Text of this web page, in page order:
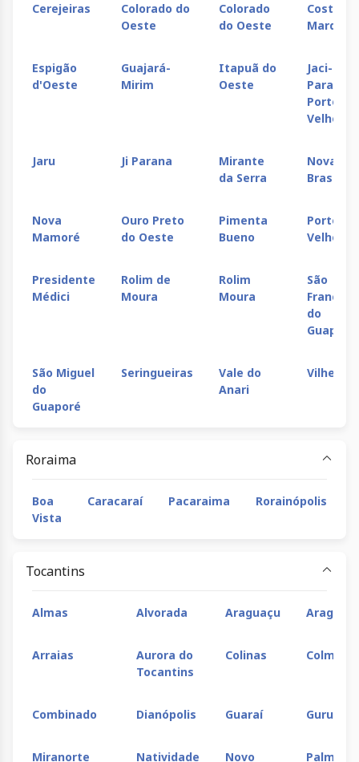
Cerejeiras
Colorado do
Oeste
Colorado
do Oeste
Costa
Marques
Espigão
d'Oeste
Guajará-
Mirim
Itapuã do
Oeste
Jaci-
Paraná -
Porto
Velho
Jaru Ji Parana
Mirante
da Serra
Nova
Nova
Mamoré
Ouro Preto
do Oeste
Pimenta
Bueno
Porto
Velho
Presidente
Médici
Rolim de
Moura
Rolim
Moura
São
do
Guaporé
São Miguel
do
Guaporé
Seringueiras
Vale do
Anari
Vilhena
Roraima
Boa
Vista
Caracaraí Pacaraima Rorainópolis
Tocantins
Almas Alvorada Araguaçu
Arraias
Aurora do
Tocantins
Colinas Colméia
Combinado Dianópolis Guaraí Gurupi
Miranorte Natividade Novo Palmas